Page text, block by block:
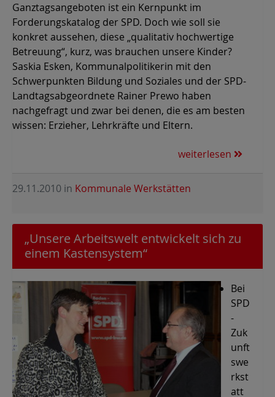
Ganztagsangeboten ist ein Kernpunkt im
Forderungskatalog der SPD. Doch wie soll sie
konkret aussehen, diese „qualitativ hochwertige
Betreuung“, kurz, was brauchen unsere Kinder?
Saskia Esken, Kommunalpolitikerin mit den
Schwerpunkten Bildung und Soziales und der SPD-
Landtagsabgeordnete Rainer Prewo haben
nachgefragt und zwar bei denen, die es am besten
wissen: Erzieher, Lehrkräfte und Eltern.
weiterlesen
29.11.2010 in Kommunale Werkstätten
„Unsere Arbeitswelt entwickelt sich zu
einem Kastensystem“
Bei
SPD
-
Zuk
unft
swe
rkst
att